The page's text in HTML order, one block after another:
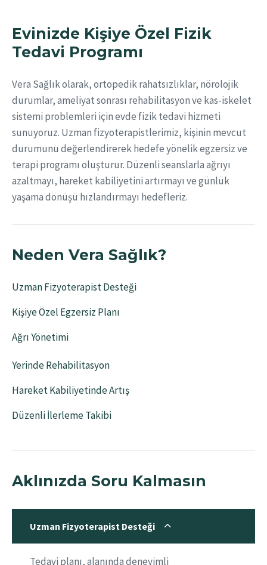
Evinizde Kişiye Özel Fizik
Tedavi Programı
Vera Sağlık olarak, ortopedik rahatsızlıklar, nörolojik
durumlar, ameliyat sonrası rehabilitasyon ve kas-iskelet
sistemi problemleri için evde fizik tedavi hizmeti
sunuyoruz. Uzman fizyoterapistlerimiz, kişinin mevcut
durumunu değerlendirerek hedefe yönelik egzersiz ve
terapi programı oluşturur. Düzenli seanslarla ağrıyı
azaltmayı, hareket kabiliyetini artırmayı ve günlük
yaşama dönüşü hızlandırmayı hedefleriz.
Neden Vera Sağlık?
Uzman Fizyoterapist Desteği
Kişiye Özel Egzersiz Planı
Ağrı Yönetimi
Yerinde Rehabilitasyon
Hareket Kabiliyetinde Artış
Düzenli İlerleme Takibi
Aklınızda Soru Kalmasın
Uzman Fizyoterapist Desteği
Tedavi planı, alanında deneyimli